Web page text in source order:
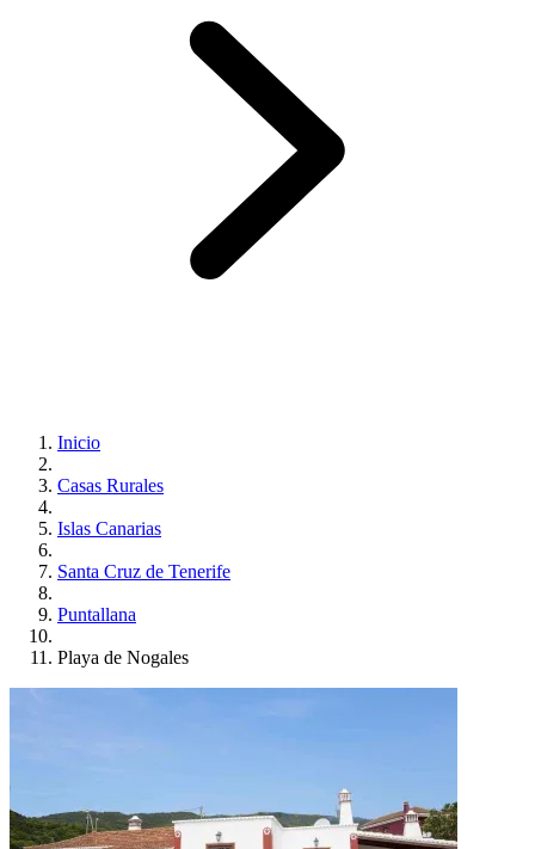
Inicio
Casas Rurales
Islas Canarias
Santa Cruz de Tenerife
Puntallana
Playa de Nogales